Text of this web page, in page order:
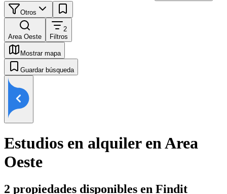
Otros
Area Oeste
2
Filtros
Mostrar mapa
Guardar búsqueda
Estudios en alquiler en Area
Oeste
2 propiedades disponibles en Findit